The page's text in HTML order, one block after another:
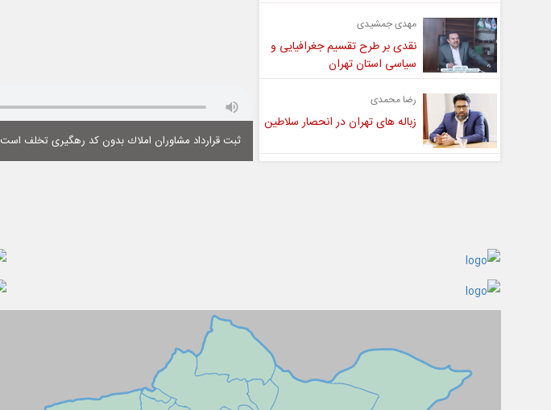
مهدی جمشیدی
نقدی بر طرح تقسیم جغرافیایی و
سیاسی استان تهران
رضا محمدی
زباله های تهران در انحصار سلاطین
ثبت قرارداد مشاوران املاك بدون كد رهگیری تخلف است